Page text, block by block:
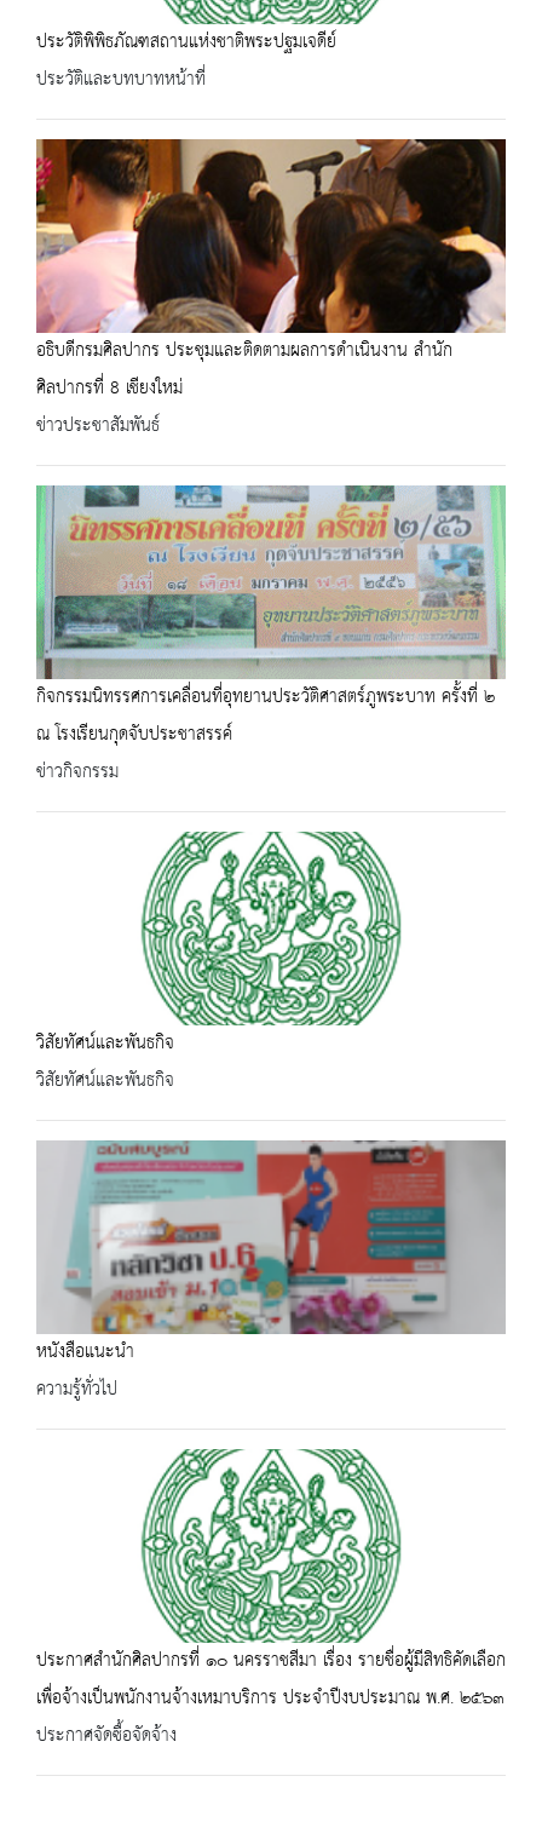
ประวัติพิพิธภัณฑสถานแห่งชาติพระปฐมเจดีย์
ประวัติและบทบาทหน้าที่
อธิบดีกรมศิลปากร ประชุมและติดตามผลการดำเนินงาน สำนัก
ศิลปากรที่ 8 เชียงใหม่
ข่าวประชาสัมพันธ์
กิจกรรมนิทรรศการเคลื่อนที่อุทยานประวัติศาสตร์ภูพระบาท ครั้งที่ ๒
ณ โรงเรียนกุดจับประชาสรรค์
ข่าวกิจกรรม
วิสัยทัศน์และพันธกิจ
วิสัยทัศน์และพันธกิจ
หนังสือแนะนำ
ความรู้ทั่วไป
ประกาศสำนักศิลปากรที่ ๑๐ นครราชสีมา เรื่อง รายชื่อผู้มีสิทธิคัดเลือก
เพื่อจ้างเป็นพนักงานจ้างเหมาบริการ ประจำปีงบประมาณ พ.ศ. ๒๕๖๓
ประกาศจัดซื้อจัดจ้าง